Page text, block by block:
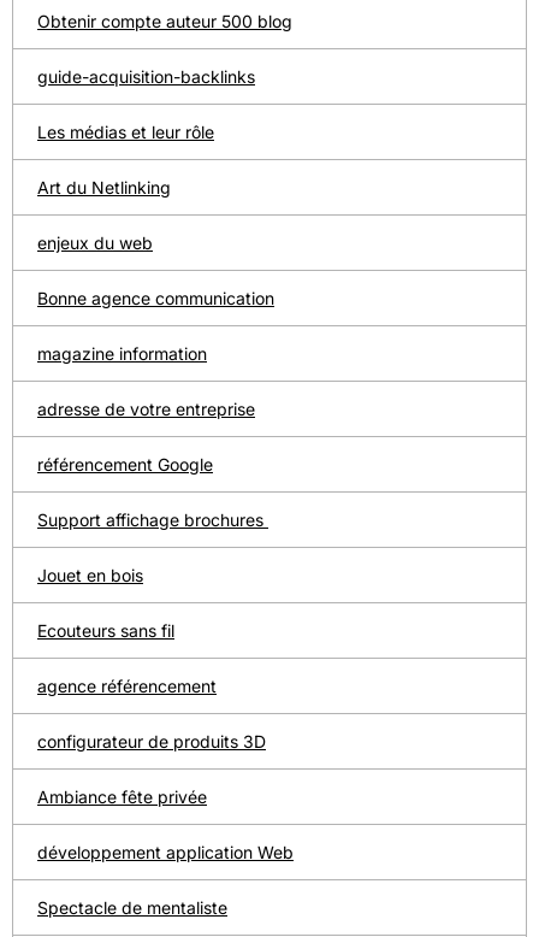
Obtenir compte auteur 500 blog
guide-acquisition-backlinks
Les médias et leur rôle
Art du Netlinking
enjeux du web
Bonne agence communication
magazine information
adresse de votre entreprise
référencement Google
Support affichage brochures
Jouet en bois
Ecouteurs sans fil
agence référencement
configurateur de produits 3D
Ambiance fête privée
développement application Web
Spectacle de mentaliste